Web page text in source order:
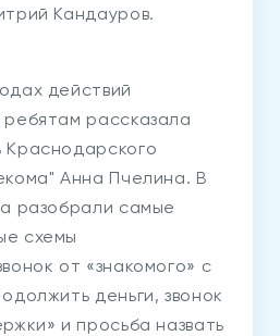
Кандауров.
действий
рассказала
Анна Пчелина. В
разобрали самые
схемы
от «знакомого» с
деньги, звонок
и просьба назвать